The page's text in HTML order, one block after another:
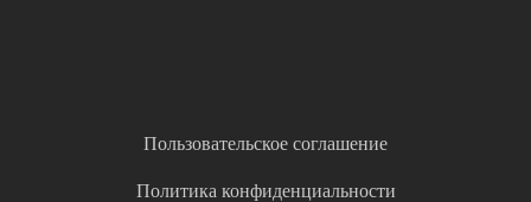
Пользовательское соглашение
Политика конфиденциальности